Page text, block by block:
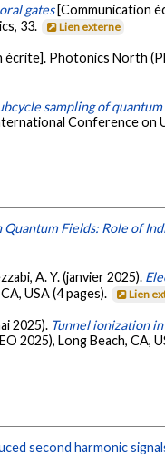
gates [Communication
33.
Lien externe
écrite]. Photonics North
sampling of
Conference on
Fields: Role of
A. Y. (janvier 2025).
USA (4 pages). Lien
2025). Tunnel ionization
2025), Long Beach, CA,
second harmonic